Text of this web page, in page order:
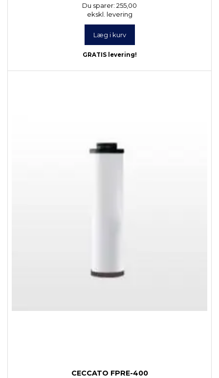
Du sparer: 255,00
ekskl. levering
Læg i kurv
GRATIS levering!
CECCATO FPRE-400